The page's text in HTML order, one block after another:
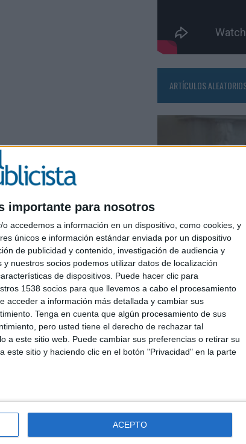
importante para nosotros
o accedemos a información en un dispositivo, como cookies, y
únicos e información estándar enviada por un dispositivo
de publicidad y contenido, investigación de audiencia y
nuestros socios podemos utilizar datos de localización
de dispositivos. Puede hacer clic para
1538 socios para que llevemos a cabo el procesamiento
acceder a información más detallada y cambiar sus
Tenga en cuenta que algún procesamiento de sus
pero usted tiene el derecho de rechazar tal
a este sitio web. Puede cambiar sus preferencias o retirar su
este sitio y haciendo clic en el botón "Privacidad" en la parte
ACEPTO
ARTÍCULOS
03/08/2026
Back
madre de
aval de su
La compañía lanza
Market’, una
reforzar la
reacondicionada y